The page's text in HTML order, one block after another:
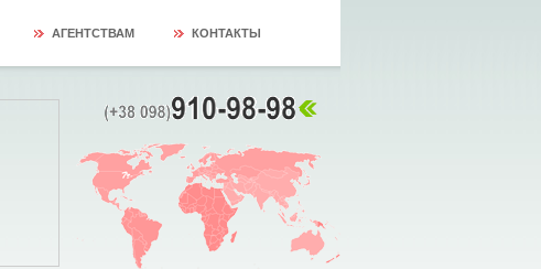
АГЕНТСТВАМ КОНТАКТЫ